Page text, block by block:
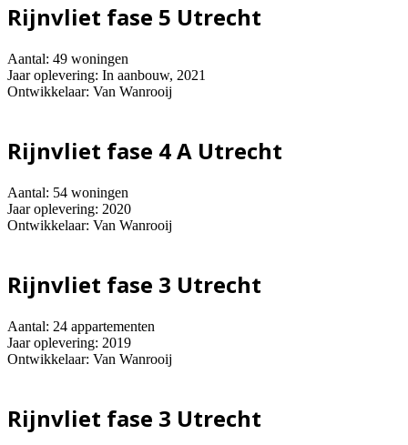
Rijnvliet fase 5 Utrecht
Aantal: 49 woningen
Jaar oplevering: In aanbouw, 2021
Ontwikkelaar: Van Wanrooij
Rijnvliet fase 4 A Utrecht
Aantal: 54 woningen
Jaar oplevering: 2020
Ontwikkelaar: Van Wanrooij
Rijnvliet fase 3 Utrecht
Aantal: 24 appartementen
Jaar oplevering: 2019
Ontwikkelaar: Van Wanrooij
Rijnvliet fase 3 Utrecht